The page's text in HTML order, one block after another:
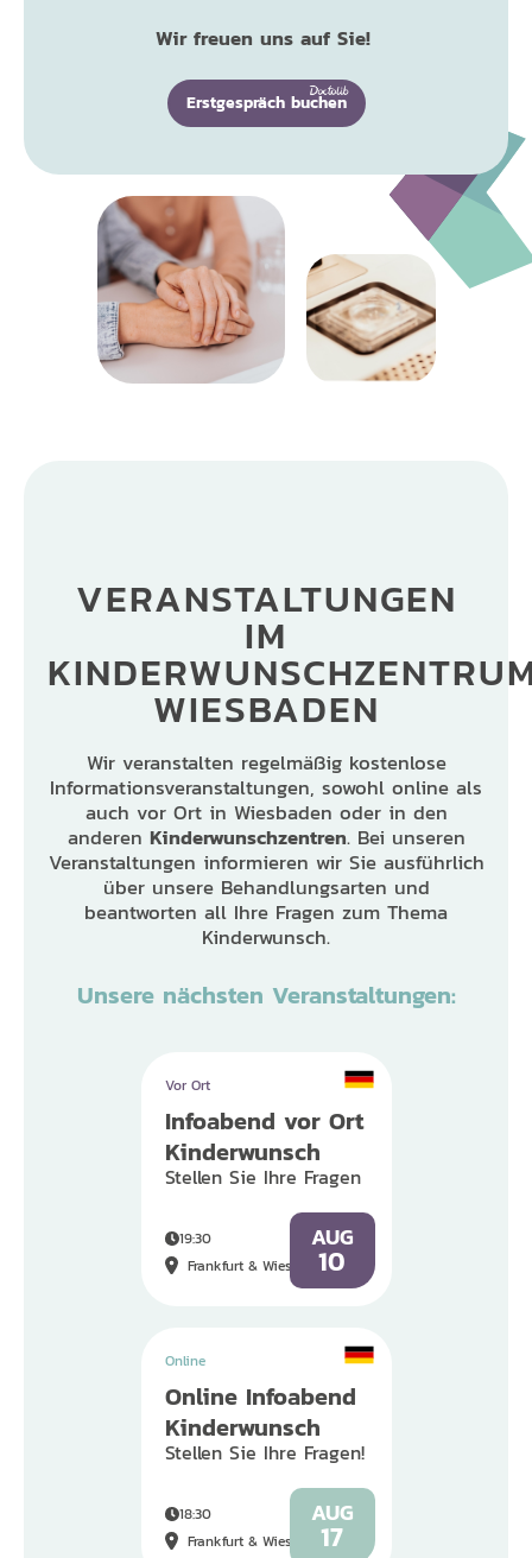
Wir freuen uns auf Sie!
Erstgespräch buchen
VERANSTALTUNGEN
IM
WIESBADEN
Wir veranstalten regelmäßig kostenlose
Informationsveranstaltungen, sowohl online als
auch vor Ort in Wiesbaden oder in den
anderen Kinderwunschzentren. Bei unseren
Veranstaltungen informieren wir Sie ausführlich
über unsere Behandlungsarten und
beantworten all Ihre Fragen zum Thema
Kinderwunsch.
Unsere nächsten Veranstaltungen:
Vor Ort
Infoabend vor Ort
Kinderwunsch
Stellen Sie Ihre Fragen
19:30
Frankfurt & Wiesbaden
AUG
10
Online
Online Infoabend
Kinderwunsch
Stellen Sie Ihre Fragen!
18:30
Frankfurt & Wiesbaden
AUG
17